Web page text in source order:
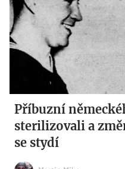
Příbuzní
sterilizovali a
se stydí